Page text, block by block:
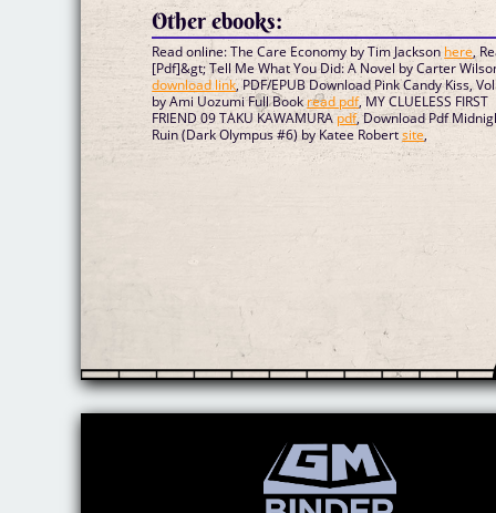
Other ebooks:
Read online: The Care Economy by Tim Jackson here,
[Pdf]&gt; Tell Me What You Did: A Novel by Carter
download link, PDF/EPUB Download Pink Candy Kiss,
by Ami Uozumi Full Bookread pdf, MY CLUELESS FIRST
FRIEND 09 TAKU KAWAMURApdf, Download Pdf
Ruin (Dark Olympus #6) by Katee Robertsite,